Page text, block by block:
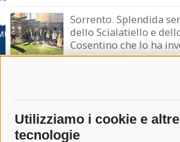
Utilizziamo i cookie e altre
tecnologie
Sorrento. Splendida
dello Scialatiello e
Cosentino che lo ha
5 Agosto 2026
Sorrento. Maurizio de
il suo ultimo libro